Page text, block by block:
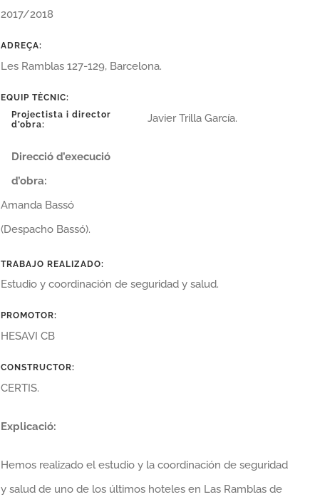
2017/2018
ADREÇA:
Les Ramblas 127-129, Barcelona.
EQUIP TÈCNIC:
Projectista i director
d’obra:
Javier Trilla García.
Direcció d’execució
d’obra:
Amanda Bassó
(Despacho Bassó).
TRABAJO REALIZADO:
Estudio y coordinación de seguridad y salud.
PROMOTOR:
HESAVI CB
CONSTRUCTOR:
CERTIS.
Explicació:
Hemos realizado el estudio y la coordinación de seguridad
y salud de uno de los últimos hoteles en Las Ramblas de